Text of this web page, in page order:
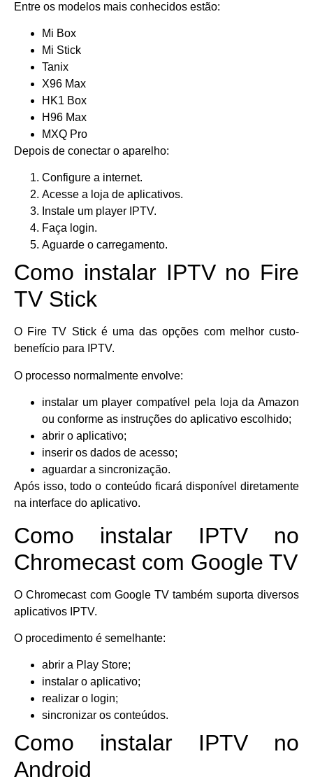
Entre os modelos mais conhecidos estão:
Mi Box
Mi Stick
Tanix
X96 Max
HK1 Box
H96 Max
MXQ Pro
Depois de conectar o aparelho:
Configure a internet.
Acesse a loja de aplicativos.
Instale um player IPTV.
Faça login.
Aguarde o carregamento.
Como instalar IPTV no Fire
TV Stick
O Fire TV Stick é uma das opções com melhor custo-
benefício para IPTV.
O processo normalmente envolve:
instalar um player compatível pela loja da Amazon
ou conforme as instruções do aplicativo escolhido;
abrir o aplicativo;
inserir os dados de acesso;
aguardar a sincronização.
Após isso, todo o conteúdo ficará disponível diretamente
na interface do aplicativo.
Como instalar IPTV no
Chromecast com Google TV
O Chromecast com Google TV também suporta diversos
aplicativos IPTV.
O procedimento é semelhante:
abrir a Play Store;
instalar o aplicativo;
realizar o login;
sincronizar os conteúdos.
Como instalar IPTV no
Android